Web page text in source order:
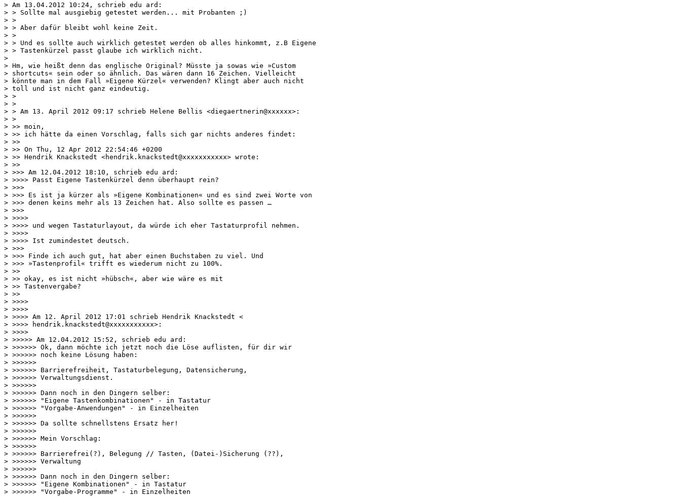
> Am 13.04.2012 10:24, schrieb edu ard:
> > Sollte mal ausgiebig getestet werden... mit Probanten ;)
> >
> > Aber dafür bleibt wohl keine Zeit.
> >
> > Und es sollte auch wirklich getestet werden ob alles hinkommt, z.B Eigene
> > Tastenkürzel passt glaube ich wirklich nicht.
>
> Hm, wie heißt denn das englische Original? Müsste ja sowas wie »Custom
> shortcuts« sein oder so ähnlich. Das wären dann 16 Zeichen. Vielleicht
> könnte man in dem Fall »Eigene Kürzel« verwenden? Klingt aber auch nicht
> toll und ist nicht ganz eindeutig.
> >
> >
> > Am 13. April 2012 09:17 schrieb Helene Bellis <diegaertnerin@xxxxxx>:
> >
> >> moin,
> >> ich hätte da einen Vorschlag, falls sich gar nichts anderes findet:
> >>
> >> On Thu, 12 Apr 2012 22:54:46 +0200
> >> Hendrik Knackstedt <hendrik.knackstedt@xxxxxxxxxxx> wrote:
> >>
> >>> Am 12.04.2012 18:10, schrieb edu ard:
> >>>> Passt Eigene Tastenkürzel denn überhaupt rein?
> >>>
> >>> Es ist ja kürzer als »Eigene Kombinationen« und es sind zwei Worte von
> >>> denen keins mehr als 13 Zeichen hat. Also sollte es passen …
> >>>
> >>>>
> >>>> und wegen Tastaturlayout, da würde ich eher Tastaturprofil nehmen.
> >>>>
> >>>> Ist zumindestet deutsch.
> >>>
> >>> Finde ich auch gut, hat aber einen Buchstaben zu viel. Und
> >>> »Tastenprofil« trifft es wiederum nicht zu 100%.
> >>
> >> okay, es ist nicht »hübsch«, aber wie wäre es mit
> >> Tastenvergabe?
> >>
> >>>>
> >>>>
> >>>> Am 12. April 2012 17:01 schrieb Hendrik Knackstedt <
> >>>> hendrik.knackstedt@xxxxxxxxxxx>:
> >>>>
> >>>>> Am 12.04.2012 15:52, schrieb edu ard:
> >>>>>> Ok, dann möchte ich jetzt noch die Löse auflisten, für dir wir
> >>>>>> noch keine Lösung haben:
> >>>>>>
> >>>>>> Barrierefreiheit, Tastaturbelegung, Datensicherung,
> >>>>>> Verwaltungsdienst.
> >>>>>>
> >>>>>> Dann noch in den Dingern selber:
> >>>>>> "Eigene Tastenkombinationen" - in Tastatur
> >>>>>> "Vorgabe-Anwendungen" - in Einzelheiten
> >>>>>>
> >>>>>> Da sollte schnellstens Ersatz her!
> >>>>>>
> >>>>>> Mein Vorschlag:
> >>>>>>
> >>>>>> Barrierefrei(?), Belegung // Tasten, (Datei-)Sicherung (??),
> >>>>>> Verwaltung
> >>>>>>
> >>>>>> Dann noch in den Dingern selber:
> >>>>>> "Eigene Kombinationen" - in Tastatur
> >>>>>> "Vorgabe-Programme" - in Einzelheiten